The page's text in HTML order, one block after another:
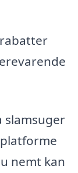
slamsuger
nemt kan